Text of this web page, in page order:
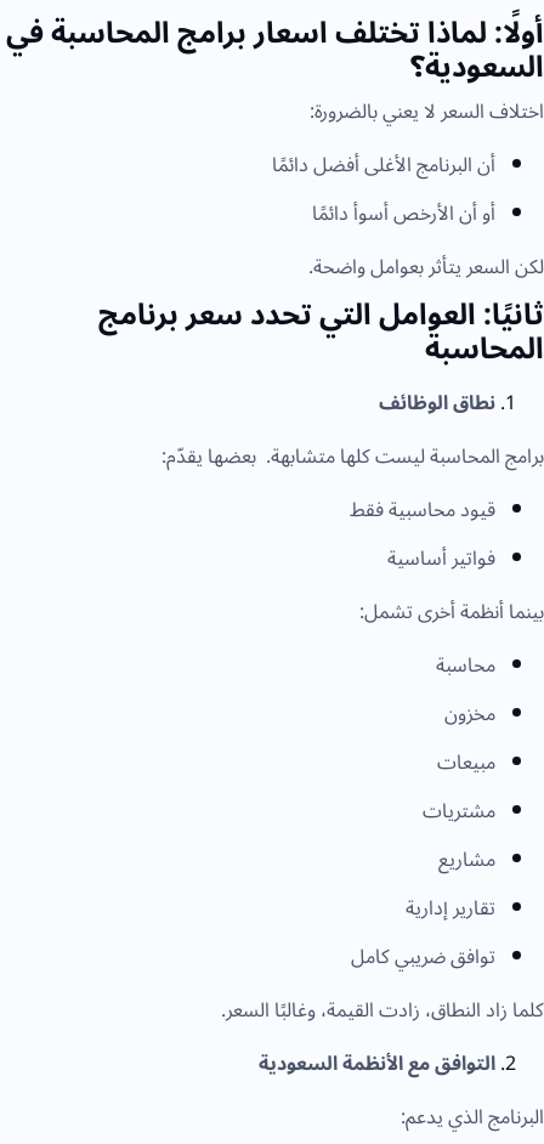
أولًا: لماذا تختلف اسعار برامج المحاسبة في
السعودية؟
اختلاف السعر لا يعني بالضرورة:
أن البرنامج الأغلى أفضل دائمًا
أو أن الأرخص أسوأ دائمًا
لكن السعر يتأثر بعوامل واضحة.
ثانيًا: العوامل التي تحدد سعر برنامج
المحاسبة
نطاق الوظائف
برامج المحاسبة ليست كلها متشابهة. بعضها يقدّم:
قيود محاسبية فقط
فواتير أساسية
بينما أنظمة أخرى تشمل:
محاسبة
مخزون
مبيعات
مشتريات
مشاريع
تقارير إدارية
توافق ضريبي كامل
كلما زاد النطاق، زادت القيمة، وغالبًا السعر.
التوافق مع الأنظمة السعودية
البرنامج الذي يدعم: